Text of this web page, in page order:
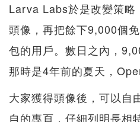
Larva Labs於是改變策
頭像，再把餘下9,000個
包的用戶。數日之內，
那時是4年前的夏天，
大家獲得頭像後，可以自
自的專頁，仔細列明長相